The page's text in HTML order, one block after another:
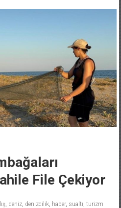
File Çekiyor
, deniz, denizcilik, haber, sualtı turizm